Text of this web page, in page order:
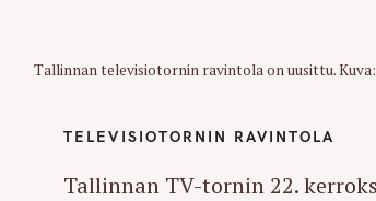
Tallinnan televisiotornin ravintola on uusittu.
TELEVISIOTORNIN RAVINTOLA
Tallinnan TV-tornin 22.